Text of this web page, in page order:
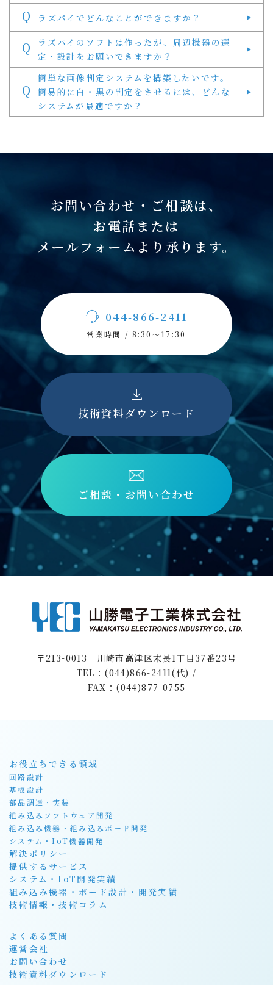
Q ラズパイでどんなことができますか？
Q
ラズパイのソフトは作ったが、周辺機器の選
定・設計をお願いできますか？
Q
簡単な画像判定システムを構築したいです。
簡易的に白・黒の判定をさせるには、どんな
システムが最適ですか？
お問い合わせ・ご相談は、
お電話または
メールフォームより承ります。
044-866-2411
営業時間 / 8:30〜17:30
技術資料ダウンロード
ご相談・お問い合わせ
〒213-0013 川崎市高津区末長1丁目37番23号
TEL：(044)866-2411(代) /
FAX：(044)877-0755
お役立ちできる領域
回路設計
基板設計
部品調達・実装
組み込みソフトウェア開発
組み込み機器・組み込みボード開発
システム・IoT機器開発
解決ポリシー
提供するサービス
システム・IoT開発実績
組み込み機器・ボード設計・開発実績
技術情報・技術コラム
よくある質問
運営会社
お問い合わせ
技術資料ダウンロード